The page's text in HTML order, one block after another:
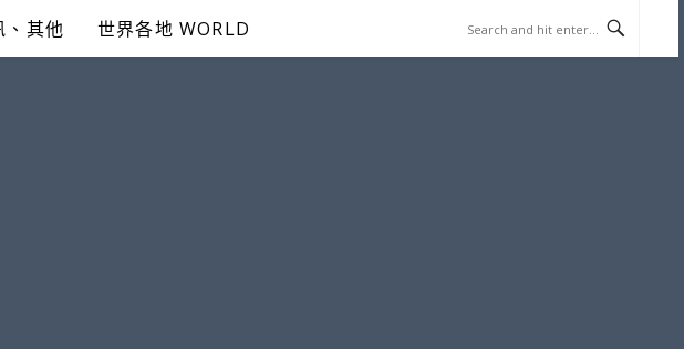
、其他 世界各地 WORLD